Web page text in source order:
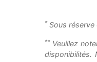
*Sous réserve
**Veuillez
disponibilités.